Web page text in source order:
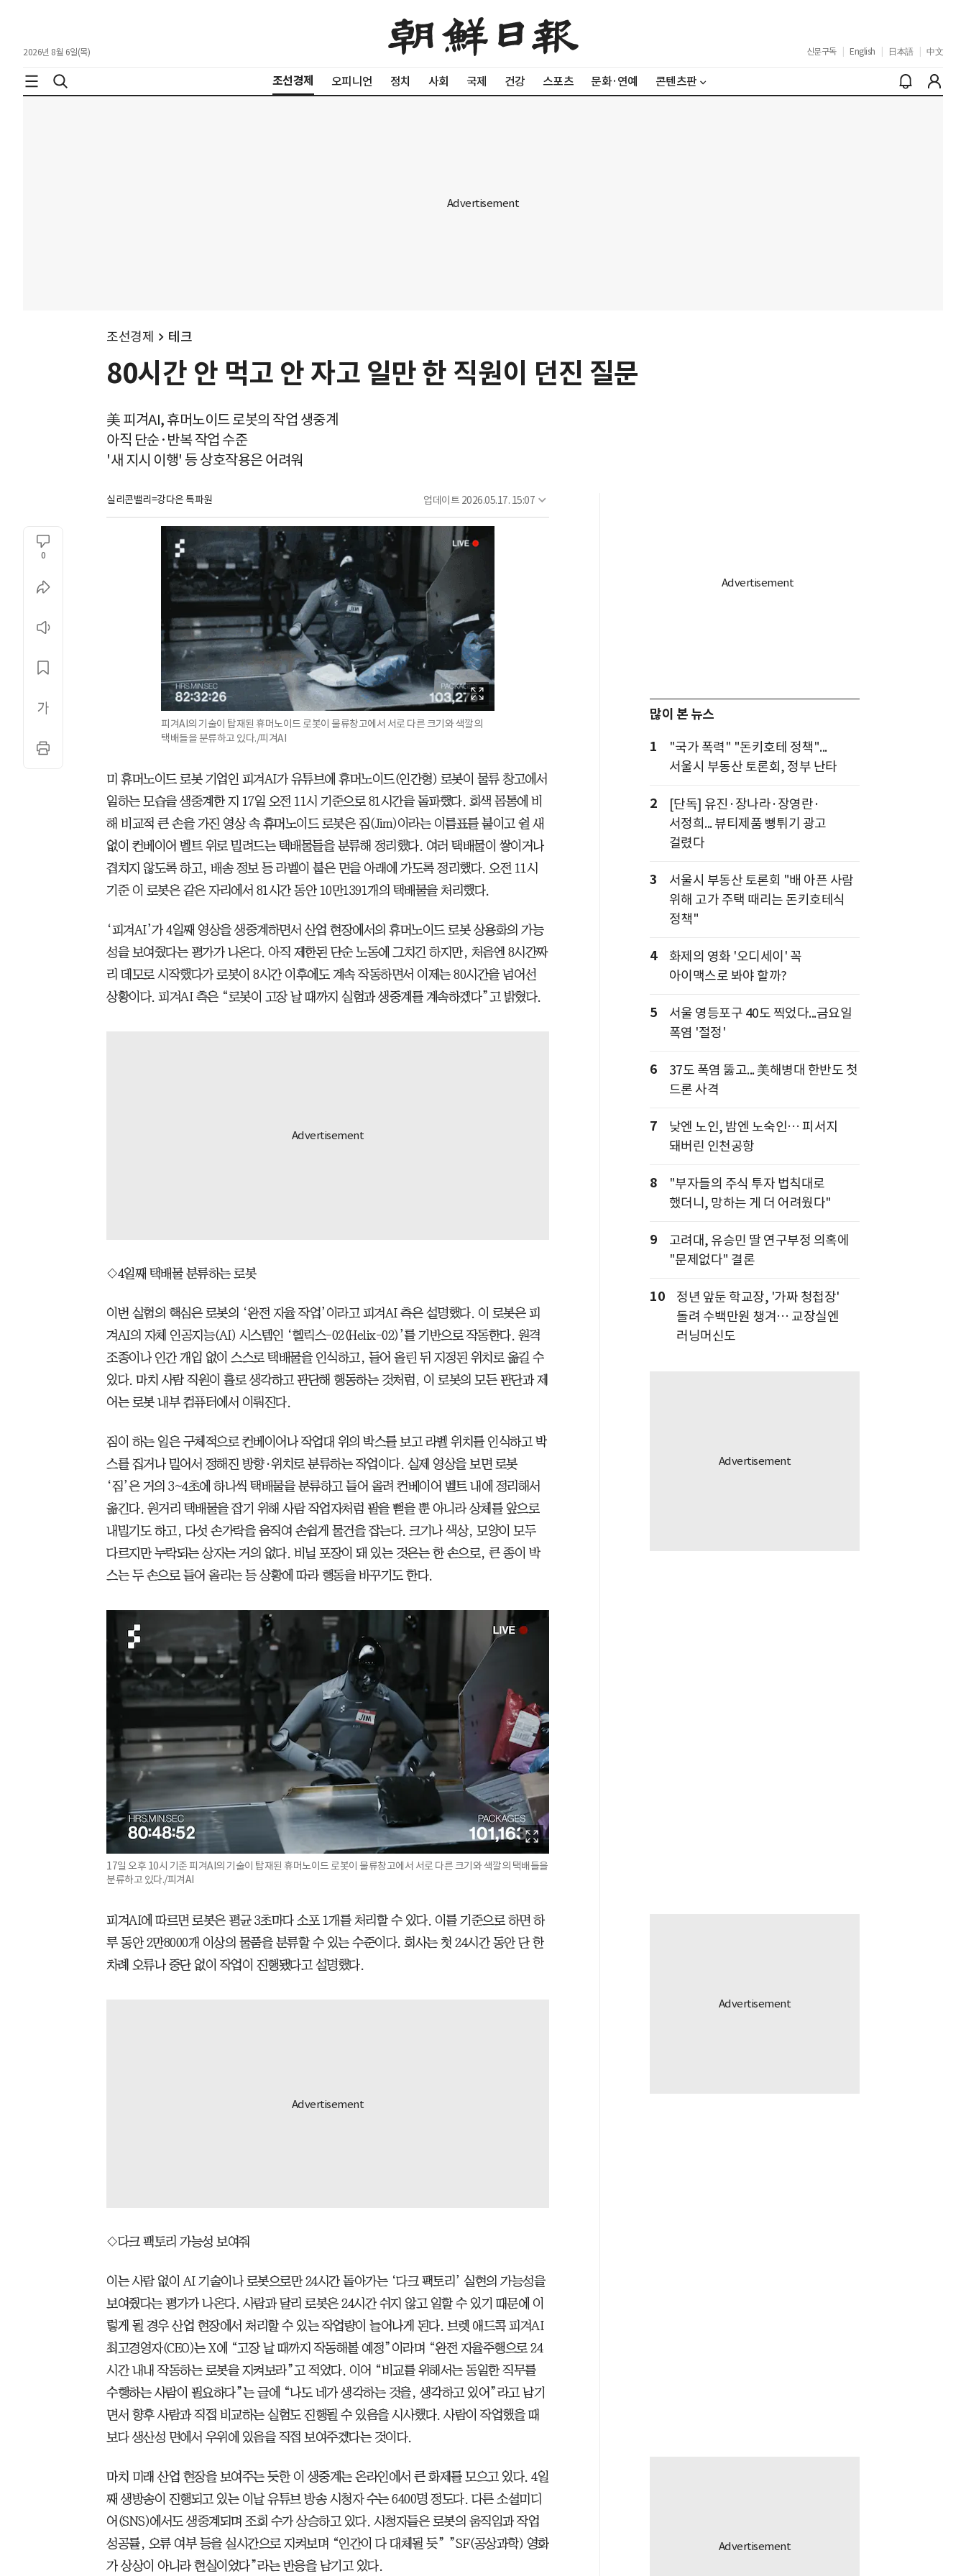
2026년 8월 6일(목) 신문구독 English 日本語 中文
조선경제 오피니언 정치 사회 국제 건강 스포츠 문화·연예 콘텐츠판
조선경제 테크
80시간 안 먹고 안 자고 일만 한 직원이 던진 질문
美 피겨AI, 휴머노이드 로봇의 작업 생중계
아직 단순·반복 작업 수준
'새 지시 이행' 등 상호작용은 어려워
실리콘밸리=강다은 특파원 업데이트 2026.05.17. 15:07
0
피겨AI의 기술이 탑재된 휴머노이드 로봇이 물류창고에서 서로 다른 크기와 색깔의
택배들을 분류하고 있다./피겨AI
미 휴머노이드 로봇 기업인 피겨AI가 유튜브에 휴머노이드(인간형) 로봇이 물류 창고에서
일하는 모습을 생중계한 지 17일 오전 11시 기준으로 81시간을 돌파했다. 회색 몸통에 비
해 비교적 큰 손을 가진 영상 속 휴머노이드 로봇은 짐(Jim)이라는 이름표를 붙이고 쉴 새
없이 컨베이어 벨트 위로 밀려드는 택배물들을 분류해 정리했다. 여러 택배물이 쌓이거나
겹치지 않도록 하고, 배송 정보 등 라벨이 붙은 면을 아래에 가도록 정리했다. 오전 11시
기준 이 로봇은 같은 자리에서 81시간 동안 10만1391개의 택배물을 처리했다.
‘피겨AI’가 4일째 영상을 생중계하면서 산업 현장에서의 휴머노이드 로봇 상용화의 가능
성을 보여줬다는 평가가 나온다. 아직 제한된 단순 노동에 그치긴 하지만, 처음엔 8시간짜
리 데모로 시작했다가 로봇이 8시간 이후에도 계속 작동하면서 이제는 80시간을 넘어선
상황이다. 피겨AI 측은 “로봇이 고장 날 때까지 실험과 생중계를 계속하겠다”고 밝혔다.
◇4일째 택배물 분류하는 로봇
이번 실험의 핵심은 로봇의 ‘완전 자율 작업’이라고 피겨AI 측은 설명했다. 이 로봇은 피
겨AI의 자체 인공지능(AI) 시스템인 ‘헬릭스-02(Helix-02)’를 기반으로 작동한다. 원격
조종이나 인간 개입 없이 스스로 택배물을 인식하고, 들어 올린 뒤 지정된 위치로 옮길 수
있다. 마치 사람 직원이 홀로 생각하고 판단해 행동하는 것처럼, 이 로봇의 모든 판단과 제
어는 로봇 내부 컴퓨터에서 이뤄진다.
짐이 하는 일은 구체적으로 컨베이어나 작업대 위의 박스를 보고 라벨 위치를 인식하고 박
스를 집거나 밀어서 정해진 방향·위치로 분류하는 작업이다. 실제 영상을 보면 로봇
‘짐’은 거의 3~4초에 하나씩 택배물을 분류하고 들어 올려 컨베이어 벨트 내에 정리해서
옮긴다. 원거리 택배물을 잡기 위해 사람 작업자처럼 팔을 뻗을 뿐 아니라 상체를 앞으로
내밀기도 하고, 다섯 손가락을 움직여 손쉽게 물건을 잡는다. 크기나 색상, 모양이 모두
다르지만 누락되는 상자는 거의 없다. 비닐 포장이 돼 있는 것은는 한 손으로, 큰 종이 박
스는 두 손으로 들어 올리는 등 상황에 따라 행동을 바꾸기도 한다.
17일 오후 10시 기준 피겨AI의 기술이 탑재된 휴머노이드 로봇이 물류창고에서 서로 다른 크기와 색깔의 택배들을
분류하고 있다./피겨AI
피겨AI에 따르면 로봇은 평균 3초마다 소포 1개를 처리할 수 있다. 이를 기준으로 하면 하
루 동안 2만8000개 이상의 물품을 분류할 수 있는 수준이다. 회사는 첫 24시간 동안 단 한
차례 오류나 중단 없이 작업이 진행됐다고 설명했다.
◇다크 팩토리 가능성 보여줘
이는 사람 없이 AI 기술이나 로봇으로만 24시간 돌아가는 ‘다크 팩토리’ 실현의 가능성을
보여줬다는 평가가 나온다. 사람과 달리 로봇은 24시간 쉬지 않고 일할 수 있기 때문에 이
렇게 될 경우 산업 현장에서 처리할 수 있는 작업량이 늘어나게 된다. 브렛 애드콕 피겨AI
최고경영자(CEO)는 X에 “고장 날 때까지 작동해볼 예정”이라며 “완전 자율주행으로 24
시간 내내 작동하는 로봇을 지켜보라”고 적었다. 이어 “비교를 위해서는 동일한 직무를
수행하는 사람이 필요하다”는 글에 “나도 네가 생각하는 것을, 생각하고 있어”라고 남기
면서 향후 사람과 직접 비교하는 실험도 진행될 수 있음을 시사했다. 사람이 작업했을 때
보다 생산성 면에서 우위에 있음을 직접 보여주겠다는 것이다.
마치 미래 산업 현장을 보여주는 듯한 이 생중계는 온라인에서 큰 화제를 모으고 있다. 4일
째 생방송이 진행되고 있는 이날 유튜브 방송 시청자 수는 6400명 정도다. 다른 소셜미디
어(SNS)에서도 생중계되며 조회 수가 상승하고 있다. 시청자들은 로봇의 움직임과 작업
성공률, 오류 여부 등을 실시간으로 지켜보며 “인간이 다 대체될 듯” ”SF(공상과학) 영화
가 상상이 아니라 현실이었다”라는 반응을 남기고 있다.
많이 본 뉴스
1
"국가 폭력" "돈키호테 정책"...
서울시 부동산 토론회, 정부 난타
2
[단독] 유진·장나라·장영란·
서정희... 뷰티제품 뻥튀기 광고
걸렸다
3
서울시 부동산 토론회 "배 아픈 사람
위해 고가 주택 때리는 돈키호테식
정책"
4
화제의 영화 '오디세이' 꼭
아이맥스로 봐야 할까?
5
서울 영등포구 40도 찍었다...금요일
폭염 '절정'
6
37도 폭염 뚫고... 美해병대 한반도 첫
드론 사격
7
낮엔 노인, 밤엔 노숙인… 피서지
돼버린 인천공항
8
"부자들의 주식 투자 법칙대로
했더니, 망하는 게 더 어려웠다"
9
고려대, 유승민 딸 연구부정 의혹에
"문제없다" 결론
10
정년 앞둔 학교장, '가짜 청첩장'
돌려 수백만원 챙겨… 교장실엔
러닝머신도